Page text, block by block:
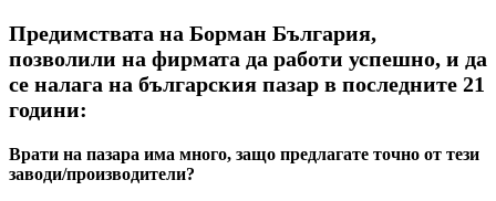
Предимствата на Борман България,
позволили на фирмата да работи успешно, и да
се налага на българския пазар в последните 21
години:
Врати на пазара има много, защо предлагате точно от тези
заводи/производители?